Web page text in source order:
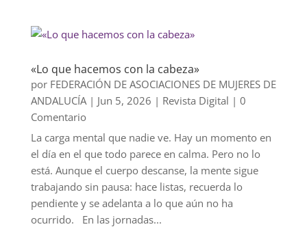
«Lo que hacemos con la cabeza»
por FEDERACIÓN DE ASOCIACIONES DE MUJERES DE
ANDALUCÍA| Jun 5, 2026 | Revista Digital | 0
Comentario
La carga mental que nadie ve. Hay un momento en
el día en el que todo parece en calma. Pero no lo
está. Aunque el cuerpo descanse, la mente sigue
trabajando sin pausa: hace listas, recuerda lo
pendiente y se adelanta a lo que aún no ha
ocurrido. En las jornadas...